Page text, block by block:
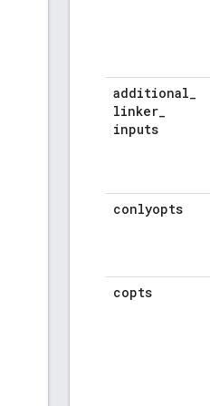
additional_
linker_
inputs
conlyopts
copts